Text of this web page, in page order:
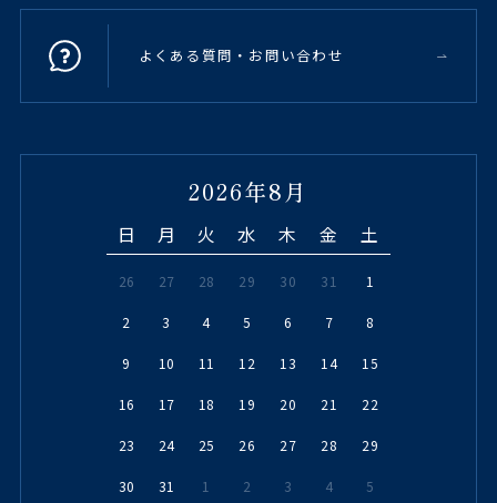
よくある質問・お問い合わせ
2026年8月
日 月 火 水 木 金 土
26 27 28 29 30 31 1
2 3 4 5 6 7 8
9 10 11 12 13 14 15
16 17 18 19 20 21 22
23 24 25 26 27 28 29
30 31 1 2 3 4 5